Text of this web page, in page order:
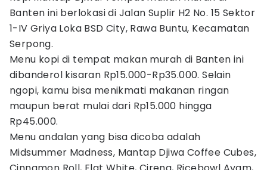
Banten ini berlokasi di Jalan Suplir H2 No. 15 Sektor
1-IV Griya Loka BSD City, Rawa Buntu, Kecamatan
Serpong.
Menu kopi di tempat makan murah di Banten ini
dibanderol kisaran Rp15.000-Rp35.000. Selain
ngopi, kamu bisa menikmati makanan ringan
maupun berat mulai dari Rp15.000 hingga
Rp45.000.
Menu andalan yang bisa dicoba adalah
Midsummer Madness, Mantap Djiwa Coffee Cubes,